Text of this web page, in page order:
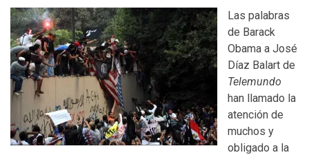
Las palabras
de Barack
Obama a José
Díaz Balart de
Telemundo
han llamado la
atención de
muchos y
obligado a la